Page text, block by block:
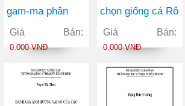
gam-ma phân
đoạn bằng
phương pháp
Giá Bán:
0.000 VNĐ
chọn giống cá Rô
phi đỏ
(Oreochromis
trạng tăng trưởng
tại Việt Nam
Giá Bán:
0.000 VNĐ